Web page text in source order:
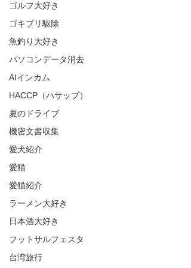
ゴルフ大好き
ゴキブリ駆除
魚釣り大好き
パソコンデータ消去
AIインカム
HACCP（ハサップ）
夏のドライブ
機密文書収集
愛犬紹介
愛猫
愛猫紹介
ラーメン大好き
日本酒大好き
フットサルフェスタ
台湾旅行